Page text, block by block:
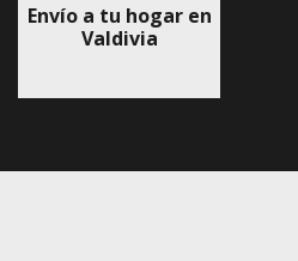
Envío a tu hogar en
Valdivia